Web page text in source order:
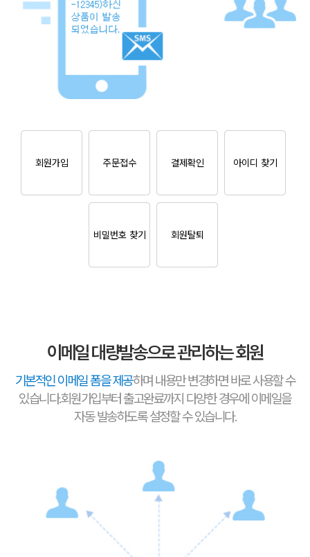
회원가입 주문접수 결제확인 아이디 찾기
비밀번호 찾기 회원탈퇴
이메일 대량발송으로 관리하는 회원
기본적인 이메일 폼을 제공하며 내용만 변경하면 바로 사용할 수
있습니다.회원가입부터 출고완료까지 다양한 경우에 이메일을
자동 발송하도록 설정할 수 있습니다.